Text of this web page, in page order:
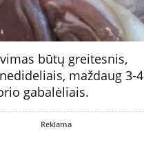
būtų greitesnis,
maždaug 3-4
gabalėliais.
Reklama